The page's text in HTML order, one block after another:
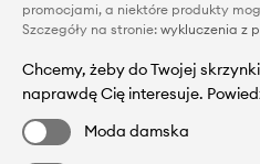
promocjami, a niektóre produkty
Szczegóły na stronie: wykluczenia z
Chcemy, żeby do Twojej
naprawdę Cię interesuje.
Moda damska